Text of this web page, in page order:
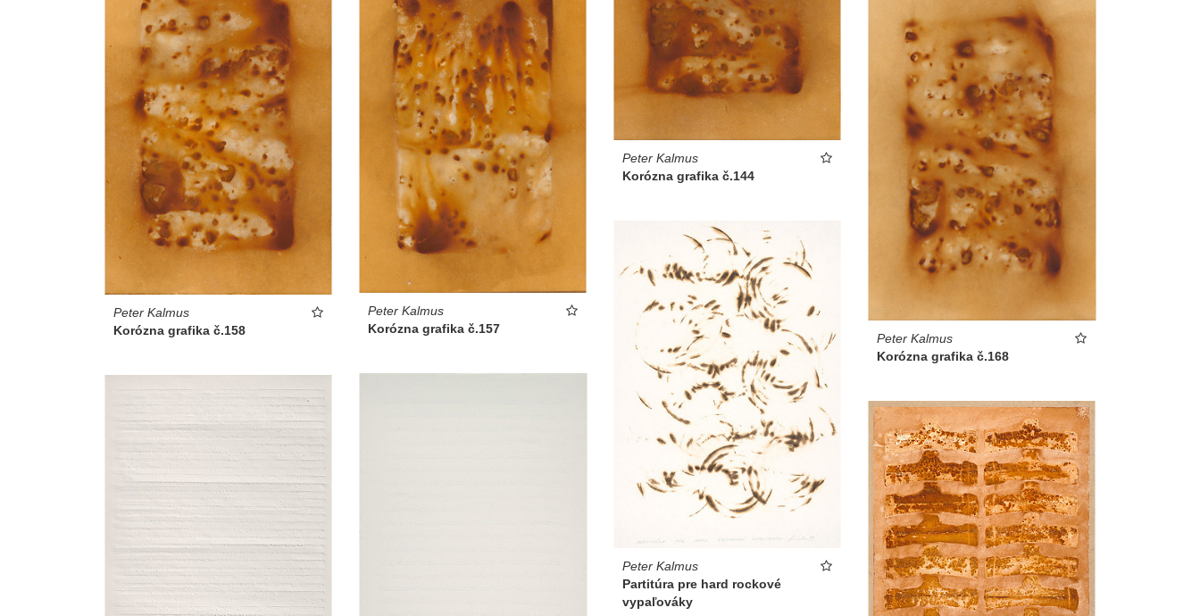
Peter Kalmus
Korózna grafika č.144
Peter Kalmus
Korózna grafika č.157
Peter Kalmus
Korózna grafika č.158
Peter Kalmus
Korózna grafika č.168
Peter Kalmus
Partitúra pre hard rockové
vypaľováky